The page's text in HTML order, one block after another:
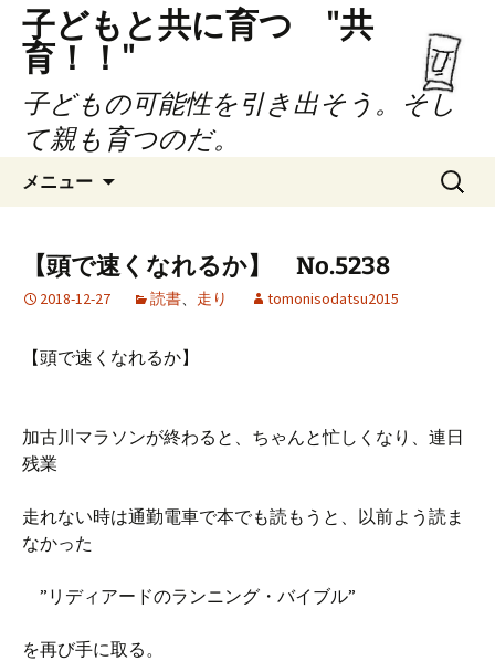
子どもと共に育つ "共
育！！"
子どもの可能性を引き出そう。そし
て親も育つのだ。
メニュー
ツ
キ
検
索:
【頭で速くなれるか】 No.5238
2018-12-27 読書、 走り tomonisodatsu2015
【頭で速くなれるか】
加古川マラソンが終わると、ちゃんと忙しくなり、連日
残業
走れない時は通勤電車で本でも読もうと、以前よう読ま
なかった
”リディアードのランニング・バイブル”
を再び手に取る。